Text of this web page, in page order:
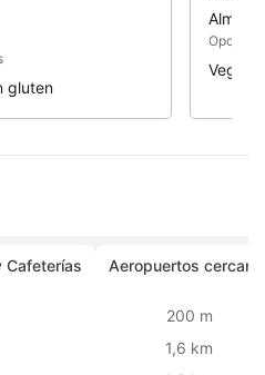
gluten
Cafeterías Aeropuertos
200 m
1,6 km